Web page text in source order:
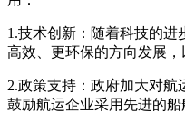
1.技术创新：随着科技的进
高效、更环保的方向发展，
2.政策支持：政府加大对
鼓励航运企业采用先进的